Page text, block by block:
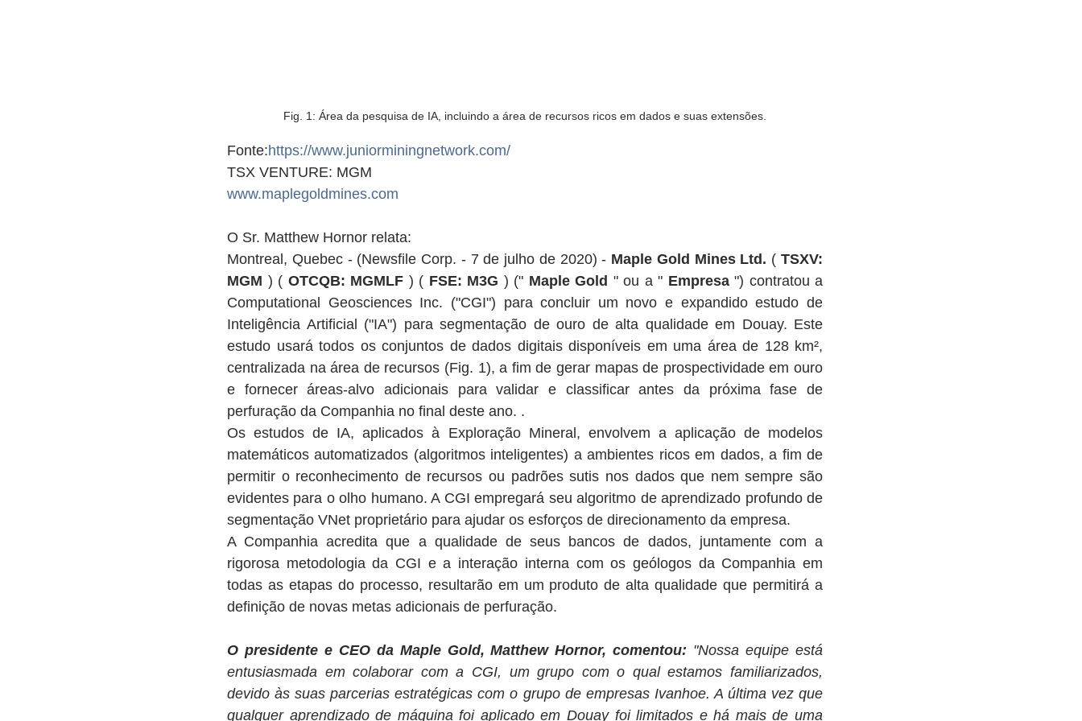
Fig. 1: Área da pesquisa de IA, incluindo a área de recursos ricos em dados e suas extensões.
Fonte:https://www.juniorminingnetwork.com/
TSX VENTURE: MGM
www.maplegoldmines.com
O Sr. Matthew Hornor relata:
Montreal, Quebec - (Newsfile Corp. - 7 de julho de 2020) - Maple Gold Mines Ltd. ( TSXV:
MGM ) ( OTCQB: MGMLF ) ( FSE: M3G ) (" Maple Gold " ou a " Empresa ") contratou a
Computational Geosciences Inc. ("CGI") para concluir um novo e expandido estudo de
Inteligência Artificial ("IA") para segmentação de ouro de alta qualidade em Douay. Este
estudo usará todos os conjuntos de dados digitais disponíveis em uma área de 128 km²,
centralizada na área de recursos (Fig. 1), a fim de gerar mapas de prospectividade em ouro
e fornecer áreas-alvo adicionais para validar e classificar antes da próxima fase de
perfuração da Companhia no final deste ano. .
Os estudos de IA, aplicados à Exploração Mineral, envolvem a aplicação de modelos
matemáticos automatizados (algoritmos inteligentes) a ambientes ricos em dados, a fim de
permitir o reconhecimento de recursos ou padrões sutis nos dados que nem sempre são
evidentes para o olho humano. A CGI empregará seu algoritmo de aprendizado profundo de
segmentação VNet proprietário para ajudar os esforços de direcionamento da empresa.
A Companhia acredita que a qualidade de seus bancos de dados, juntamente com a
rigorosa metodologia da CGI e a interação interna com os geólogos da Companhia em
todas as etapas do processo, resultarão em um produto de alta qualidade que permitirá a
definição de novas metas adicionais de perfuração.
O presidente e CEO da Maple Gold, Matthew Hornor, comentou: "Nossa equipe está
entusiasmada em colaborar com a CGI, um grupo com o qual estamos familiarizados,
devido às suas parcerias estratégicas com o grupo de empresas Ivanhoe. A última vez que
qualquer aprendizado de máquina foi aplicado em Douay foi limitados e há mais de uma